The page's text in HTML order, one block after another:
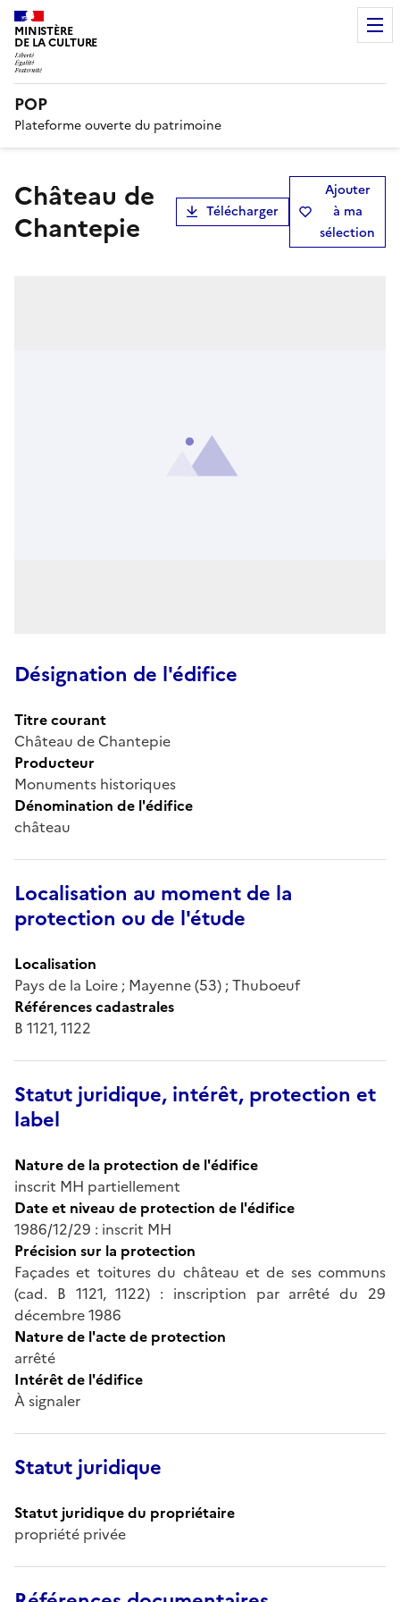
MINISTÈRE
DE LA CULTURE
POP
Plateforme ouverte du patrimoine
Château de
Chantepie
Télécharger
Ajouter
à ma
sélection
Désignation de l'édifice
Titre courant
Château de Chantepie
Producteur
Monuments historiques
Dénomination de l'édifice
château
Localisation au moment de la
protection ou de l'étude
Localisation
Pays de la Loire ; Mayenne (53) ; Thuboeuf
Références cadastrales
B 1121, 1122
Statut juridique, intérêt, protection et
label
Nature de la protection de l'édifice
inscrit MH partiellement
Date et niveau de protection de l'édifice
1986/12/29 : inscrit MH
Précision sur la protection
Façades et toitures du château et de ses communs
(cad. B 1121, 1122) : inscription par arrêté du 29
décembre 1986
Nature de l'acte de protection
arrêté
Intérêt de l'édifice
À signaler
Statut juridique
Statut juridique du propriétaire
propriété privée